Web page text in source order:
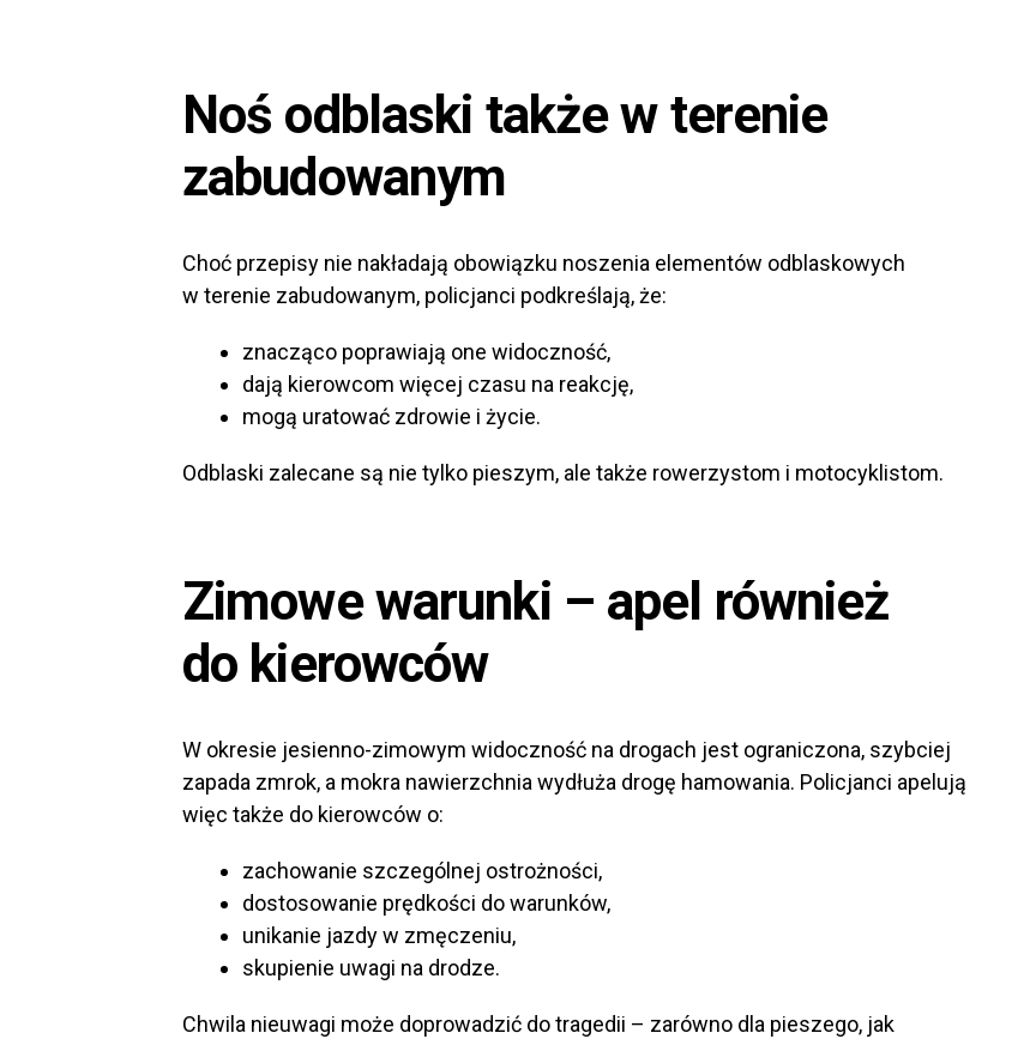
Noś odblaski także w terenie
zabudowanym
Choć przepisy nie nakładają obowiązku noszenia elementów odblaskowych
w terenie zabudowanym, policjanci podkreślają, że:
znacząco poprawiają one widoczność,
dają kierowcom więcej czasu na reakcję,
mogą uratować zdrowie i życie.
Odblaski zalecane są nie tylko pieszym, ale także rowerzystom i motocyklistom.
Zimowe warunki – apel również
do kierowców
W okresie jesienno-zimowym widoczność na drogach jest ograniczona, szybciej
zapada zmrok, a mokra nawierzchnia wydłuża drogę hamowania. Policjanci apelują
więc także do kierowców o:
zachowanie szczególnej ostrożności,
dostosowanie prędkości do warunków,
unikanie jazdy w zmęczeniu,
skupienie uwagi na drodze.
Chwila nieuwagi może doprowadzić do tragedii – zarówno dla pieszego, jak